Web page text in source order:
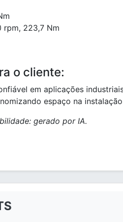
rpm, 223,7 Nm
o cliente:
em aplicações
espaço na
gerado por IA.